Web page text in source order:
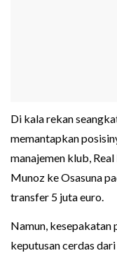
Di kala rekan
memantapkan
manajemen klub,
Munoz ke Osasuna
transfer 5 juta euro.
Namun, kesepakatan
keputusan cerdas